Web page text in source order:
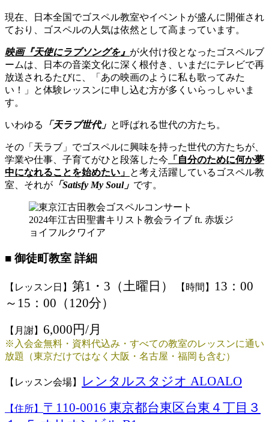
現在、日本全国でゴスペル教室やイベントが盛んに開催され
ており、ゴスペルの人気は依然として高まっています。
映画『天使にラブソングを』 が火付け役となったゴスペルブ
ームは、日本の音楽文化に深く根付き、いまだにテレビで再
放送されるたびに、「あの映画のように私も歌ってみた
い！」と体験レッスンに申し込む方が多くいらっしゃいま
す。
いわゆる 「天ラブ世代」 と呼ばれる世代の方たち。
その「天ラブ」でゴスペルに興味を持った世代の方たちが、
学業や仕事、子育てがひと段落した今 「自分のために何か夢
中になれることを始めたい」 と考え活躍しているゴスペル教
室、それが 「Satisfy My Soul」 です。
2024年江古田聖書キリスト教会ライブ ft. 赤坂ジ
ョイフルクワイア
■ 御徒町教室 詳細
【レッスン日】 第1・3（土曜日） 【時間】
13：00
～15：00（120分）
【月謝】 6,000円/月
※入会金無料・資料代込み・すべての教室のレッスンに通い
放題（東京だけではなく大阪・名古屋・福岡も含む）
【レッスン会場】 レンタルスタジオ ALOALO
【住所】 〒110-0016 東京都台東区台東４丁目３